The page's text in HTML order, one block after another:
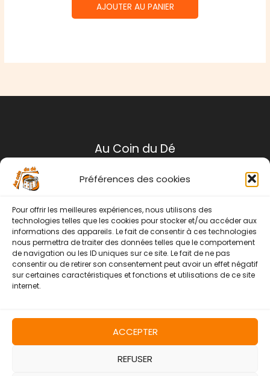
Préférences des cookies
Pour offrir les meilleures expériences, nous utilisons des
technologies telles que les cookies pour stocker et/ou accéder aux
informations des appareils. Le fait de consentir à ces technologies
nous permettra de traiter des données telles que le comportement
de navigation ou les ID uniques sur ce site. Le fait de ne pas
consentir ou de retirer son consentement peut avoir un effet négatif
sur certaines caractéristiques et fonctions et utilisations de ce site
internet.
ACCEPTER
REFUSER
AJOUTER AU PANIER
Au Coin du Dé
Conditions générales de ventes
Politique de retour
Contact
Instagram Facebook